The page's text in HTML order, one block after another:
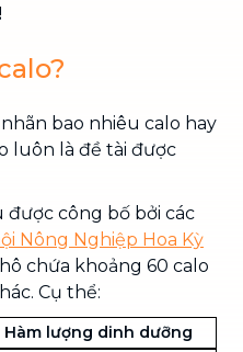
bao nhiêu calo hay
luôn là đề tài được
công bố bởi các
Nông Nghiệp Hoa Kỳ
chứa khoảng 60 calo
Cụ thể:
Hàm lượng dinh dưỡng